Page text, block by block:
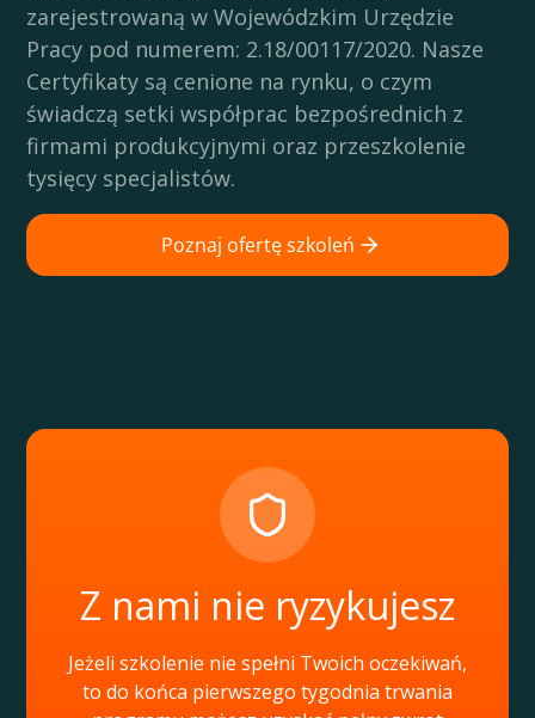
zarejestrowaną w Wojewódzkim Urzędzie
Pracy pod numerem: 2.18/00117/2020. Nasze
Certyfikaty są cenione na rynku, o czym
świadczą setki współprac bezpośrednich z
firmami produkcyjnymi oraz przeszkolenie
tysięcy specjalistów.
Poznaj ofertę szkoleń
Z nami nie ryzykujesz
Jeżeli szkolenie nie spełni Twoich oczekiwań,
to do końca pierwszego tygodnia trwania